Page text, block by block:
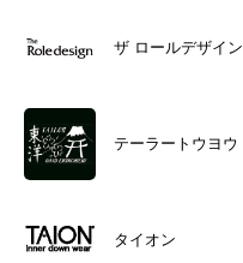
ザ ロールデザイン
テーラートウヨウ
タイオン